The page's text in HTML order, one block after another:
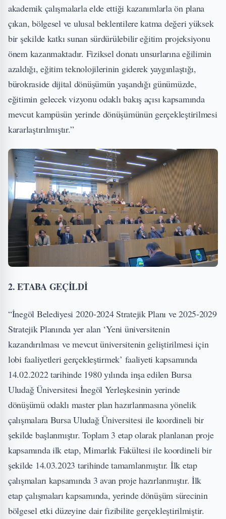
akademik çalışmalarla elde ettiği kazanımlarla ön plana
çıkan, bölgesel ve ulusal beklentilere katma değeri yüksek
bir şekilde katkı sunan sürdürülebilir eğitim projeksiyonu
önem kazanmaktadır. Fiziksel donatı unsurlarına eğilimin
azaldığı, eğitim teknolojilerinin giderek yaygınlaştığı,
bürokraside dijital dönüşümün yaşandığı günümüzde,
eğitimin gelecek vizyonu odaklı bakış açısı kapsamında
mevcut kampüsün yerinde dönüşümünün gerçekleştirilmesi
kararlaştırılmıştır.”
2. ETABA GEÇİLDİ
“İnegöl Belediyesi 2020-2024 Stratejik Planı ve 2025-2029
Stratejik Planında yer alan ‘Yeni üniversitenin
kazandırılması ve mevcut üniversitenin geliştirilmesi için
lobi faaliyetleri gerçekleştirmek’ faaliyeti kapsamında
14.02.2022 tarihinde 1980 yılında inşa edilen Bursa
Uludağ Üniversitesi İnegöl Yerleşkesinin yerinde
dönüşümü odaklı master plan hazırlanmasına yönelik
çalışmalara Bursa Uludağ Üniversitesi ile koordineli bir
şekilde başlanmıştır. Toplam 3 etap olarak planlanan proje
kapsamında ilk etap, Mimarlık Fakültesi ile koordineli bir
şekilde 14.03.2023 tarihinde tamamlanmıştır. İlk etap
çalışmaları kapsamında 3 avan proje hazırlanmıştır. İlk
etap çalışmaları kapsamında, yerinde dönüşüm sürecinin
bölgesel etki düzeyine dair fizibilite gerçekleştirilmiştir.